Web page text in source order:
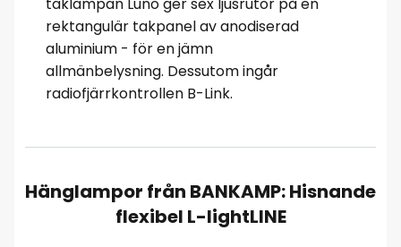
rektangulär takpanel av anodiserad
aluminium - för en jämn
allmänbelysning. Dessutom ingår
radiofjärrkontrollen B-Link.
Hänglampor från BANKAMP: Hisnande
flexibel L-lightLINE